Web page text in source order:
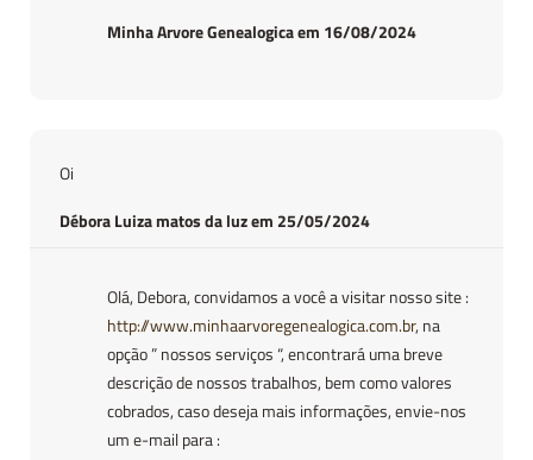
Minha Arvore Genealogica em 16/08/2024
Oi
Débora Luiza matos da luz em 25/05/2024
Olá, Debora, convidamos a você a visitar nosso site :
http://www.minhaarvoregenealogica.com.br, na
opção ” nossos serviços “, encontrará uma breve
descrição de nossos trabalhos, bem como valores
cobrados, caso deseja mais informações, envie-nos
um e-mail para :